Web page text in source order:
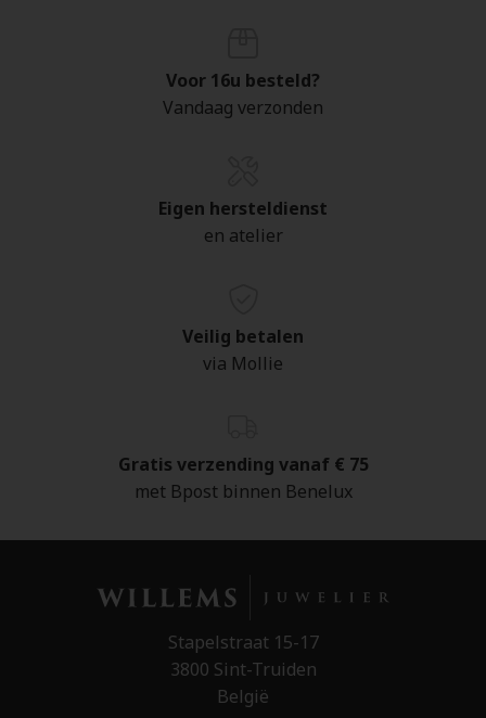
Voor 16u besteld?
Vandaag verzonden
Eigen hersteldienst
en atelier
Veilig betalen
via Mollie
Gratis verzending vanaf € 75
met Bpost binnen Benelux
Stapelstraat 15-17
3800 Sint-Truiden
België